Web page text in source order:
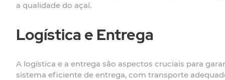
a qualidade do açaí.
Logística e Entrega
A logística e a entrega são aspectos cruciais para
sistema eficiente de entrega, com transporte